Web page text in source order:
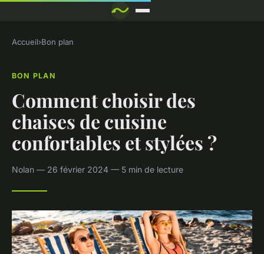
Accueil›Bon plan
BON PLAN
Comment choisir des
chaises de cuisine
confortables et stylées ?
Nolan — 26 février 2024 — 5 min de lecture